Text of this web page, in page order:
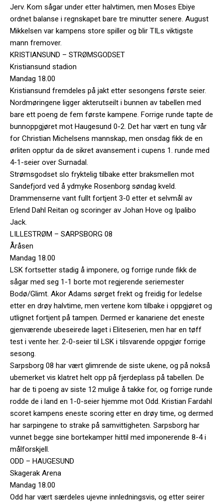
Jerv. Kom sågar under etter halvtimen, men Moses Ebiye
ordnet balanse i regnskapet bare tre minutter senere. August
Mikkelsen var kampens store spiller og blir TILs viktigste
mann fremover.
KRISTIANSUND – STRØMSGODSET
Kristiansund stadion
Mandag 18.00
Kristiansund fremdeles på jakt etter sesongens første seier.
Nordmøringene ligger akterutseilt i bunnen av tabellen med
bare ett poeng de fem første kampene. Forrige runde tapte de
bunnoppgjøret mot Haugesund 0-2. Det har vært en tung vår
for Christian Michelsens mannskap, men onsdag fikk de en
ørliten opptur da de sikret avansement i cupens 1. runde med
4-1-seier over Surnadal.
Strømsgodset slo fryktelig tilbake etter braksmellen mot
Sandefjord ved å ydmyke Rosenborg søndag kveld.
Drammenserne vant fullt fortjent 3-0 etter et selvmål av
Erlend Dahl Reitan og scoringer av Johan Hove og Ipalibo
Jack.
LILLESTRØM – SARPSBORG 08
Åråsen
Mandag 18.00
LSK fortsetter stadig å imponere, og forrige runde fikk de
sågar med seg 1-1 borte mot regjerende seriemester
Bodø/Glimt. Akor Adams sørget frekt og freidig for ledelse
etter en drøy halvtime, men vertene kom tilbake i oppgjøret og
utlignet fortjent på tampen. Dermed er kanariene det eneste
gjenværende ubeseirede laget i Eliteserien, men har en tøff
test i vente her. 2-0-seier til LSK i tilsvarende oppgjør forrige
sesong.
Sarpsborg 08 har vært glimrende de siste ukene, og på nokså
ubemerket vis klatret helt opp på fjerdeplass på tabellen. De
har de ti poeng av siste 12 mulige å takke for, og forrige runde
rodde de i land en 1-0-seier hjemme mot Odd. Kristian Fardahl
scoret kampens eneste scoring etter en drøy time, og dermed
har sarpingene to strake på samvittigheten. Sarpsborg har
vunnet begge sine bortekamper hittil med imponerende 8-4 i
målforskjell.
ODD – HAUGESUND
Skagerak Arena
Mandag 18.00
Odd har vært særdeles ujevne innledningsvis, og etter seirer